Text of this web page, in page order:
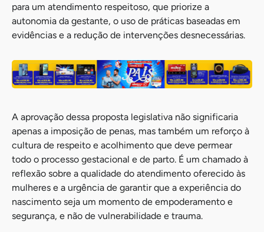
para um atendimento respeitoso, que priorize a
autonomia da gestante, o uso de práticas baseadas em
evidências e a redução de intervenções desnecessárias.
A aprovação dessa proposta legislativa não significaria
apenas a imposição de penas, mas também um reforço à
cultura de respeito e acolhimento que deve permear
todo o processo gestacional e de parto. É um chamado à
reflexão sobre a qualidade do atendimento oferecido às
mulheres e a urgência de garantir que a experiência do
nascimento seja um momento de empoderamento e
segurança, e não de vulnerabilidade e trauma.